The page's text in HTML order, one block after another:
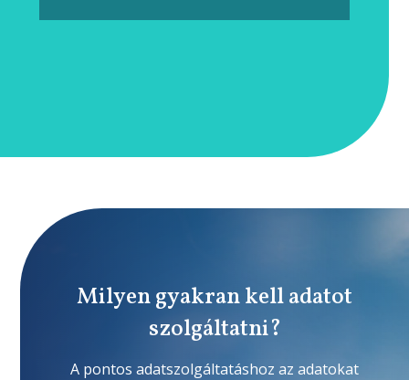
Milyen gyakran kell adatot
szolgáltatni?
A pontos adatszolgáltatáshoz az adatokat